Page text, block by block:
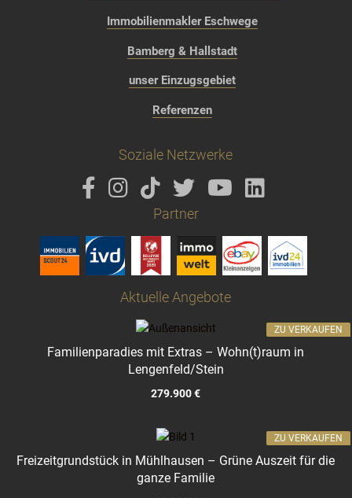
Immobilienmakler Eschwege
Bamberg & Hallstadt
unser Einzugsgebiet
Referenzen
Soziale Netzwerke
Partner
Aktuelle Angebote
Familienparadies mit Extras – Wohn(t)raum in
Lengenfeld/Stein
279.900 €
ZU VERKAUFEN
Freizeitgrundstück in Mühlhausen – Grüne Auszeit für die
ganze Familie
ZU VERKAUFEN